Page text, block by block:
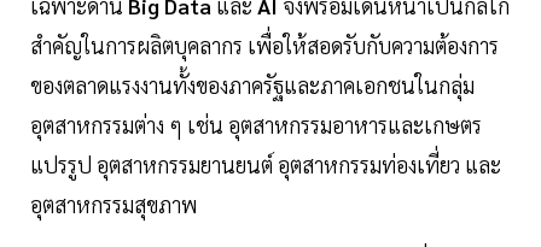
เฉพาะด้าน Big Data และ AI จึงพร้อมเดินหน้าเป็นกลไก
สำคัญในการผลิตบุคลากร เพื่อให้สอดรับกับความต้องการ
ของตลาดแรงงานทั้งของภาครัฐและภาคเอกชนในกลุ่ม
อุตสาหกรรมต่าง ๆ เช่น อุตสาหกรรมอาหารและเกษตร
แปรรูป อุตสาหกรรมยานยนต์ อุตสาหกรรมท่องเที่ยว และ
อุตสาหกรรมสุขภาพ